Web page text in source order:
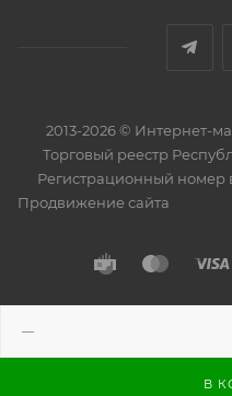
В
2013-2026 © Интернет-
Торговый реестр
Регистрационный номер
Продвижение сайта